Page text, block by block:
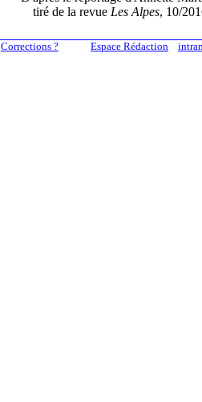
tiré de la revue Les Alpes, 10/
Espace Rédaction
Corrections ?